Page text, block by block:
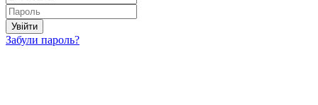
Увійти
Забули пароль?